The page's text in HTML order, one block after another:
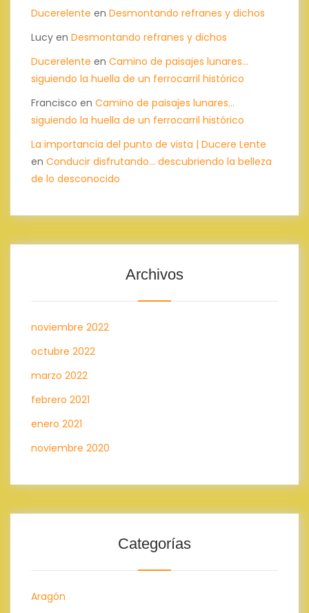
Ducerelente en Desmontando refranes y dichos
Lucy en Desmontando refranes y dichos
Ducerelente en Camino de paisajes lunares…
siguiendo la huella de un ferrocarril histórico
Francisco en Camino de paisajes lunares…
siguiendo la huella de un ferrocarril histórico
La importancia del punto de vista | Ducere Lente
en Conducir disfrutando… descubriendo la belleza
de lo desconocido
Archivos
noviembre 2022
octubre 2022
marzo 2022
febrero 2021
enero 2021
noviembre 2020
Categorías
Aragón